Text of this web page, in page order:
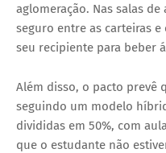
aglomeração. Nas salas
seguro entre as carteiras
seu recipiente para beber
Além disso, o pacto prevê
seguindo um modelo
divididas em 50%, com
que o estudante não